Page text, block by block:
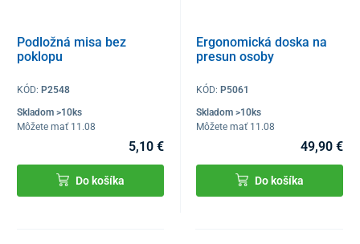
Podložná misa bez
poklopu
KÓD: P2548
Skladom >10ks
Môžete mať 11.08
5,10 €
Do košíka
Ergonomická doska na
presun osoby
KÓD: P5061
Skladom >10ks
Môžete mať 11.08
49,90 €
Do košíka